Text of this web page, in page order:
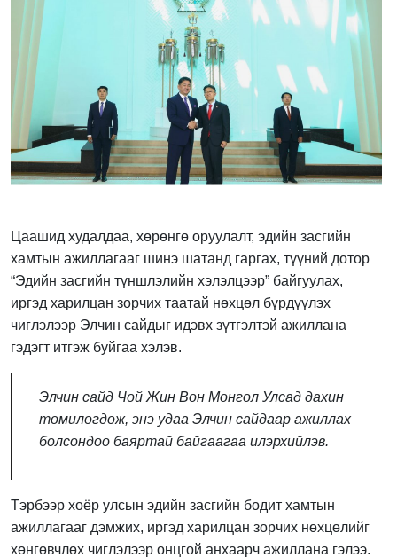
Цаашид худалдаа, хөрөнгө оруулалт, эдийн засгийн
хамтын ажиллагааг шинэ шатанд гаргах, түүний дотор
“Эдийн засгийн түншлэлийн хэлэлцээр” байгуулах,
иргэд харилцан зорчих таатай нөхцөл бүрдүүлэх
чиглэлээр Элчин сайдыг идэвх зүтгэлтэй ажиллана
гэдэгт итгэж буйгаа хэлэв.
Элчин сайд Чой Жин Вон Монгол Улсад дахин
томилогдож, энэ удаа Элчин сайдаар ажиллах
болсондоо баяртай байгаагаа илэрхийлэв.
Тэрбээр хоёр улсын эдийн засгийн бодит хамтын
ажиллагааг дэмжих, иргэд харилцан зорчих нөхцөлийг
хөнгөвчлөх чиглэлээр онцгой анхаарч ажиллана гэлээ.